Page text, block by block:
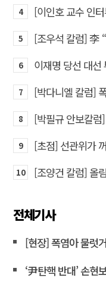
4
5 [조우석 칼럼] 李
6 이재명 당선 대선
7
8
9 [초점] 선관위가
10
전체기사
[현장] 폭염아 물럿
‘尹탄핵 반대’ 손현